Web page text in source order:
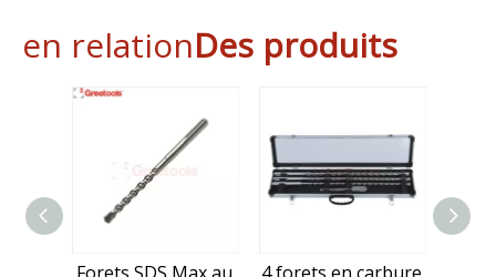
en relationDes produits